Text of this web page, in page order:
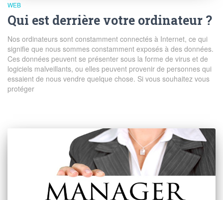
WEB
Qui est derrière votre ordinateur ?
Nos ordinateurs sont constamment connectés à Internet, ce qui
signifie que nous sommes constamment exposés à des données.
Ces données peuvent se présenter sous la forme de virus et de
logiciels malveillants, ou elles peuvent provenir de personnes qui
essaient de nous vendre quelque chose. Si vous souhaitez vous
protéger